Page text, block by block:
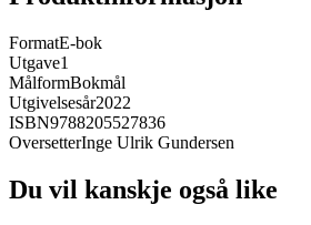
FormatE-bok
Utgave1
MålformBokmål
Utgivelsesår2022
ISBN9788205527836
OversetterInge Ulrik Gundersen
Du vil kanskje også like